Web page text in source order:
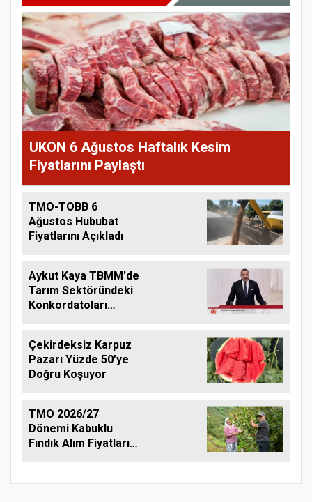
UKON 6 Ağustos Haftalık Kesim
Fiyatlarını Paylaştı
TMO-TOBB 6
Ağustos Hububat
Fiyatlarını Açıkladı
Aykut Kaya TBMM'de
Tarım Sektöründeki
Konkordatoları
Çekirdeksiz Karpuz
Pazarı Yüzde 50’ye
Doğru Koşuyor
TMO 2026/27
Dönemi Kabuklu
Fındık Alım Fiyatlarını